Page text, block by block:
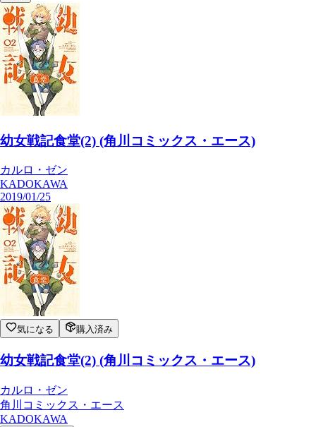
幼女戦記食堂(2) (角川コミックス・エース)
カルロ・ゼン
KADOKAWA
2019/01/25
気になる 購入済み
幼女戦記食堂(2) (角川コミックス・エース)
カルロ・ゼン
角川コミックス・エース
KADOKAWA